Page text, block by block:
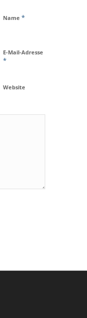
Name *
E-Mail-Adresse
*
Website